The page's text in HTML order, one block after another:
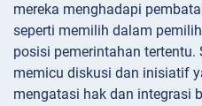
mereka menghadapi
seperti memilih dalam
posisi pemerintahan
memicu diskusi dan inisiatif
mengatasi hak dan integrasi